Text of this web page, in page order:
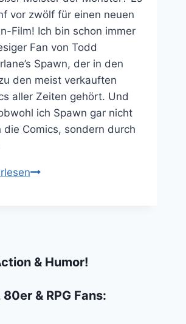
vor zwölf für einen neuen
Film! Ich bin schon immer
Fan von Todd
Spawn, der in den
den meist verkauften
aller Zeiten gehört. Und
ich Spawn gar nicht
die Comics, sondern durch
Spawn:
up
dass
& Humor!
& RPG Fans: